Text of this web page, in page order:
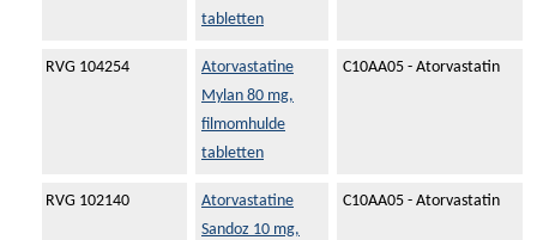
tabletten
RVG 104254
Atorvastatine
Mylan 80 mg,
filmomhulde
tabletten
C10AA05 - Atorvastatin
RVG 102140
Atorvastatine
Sandoz 10 mg,
C10AA05 - Atorvastatin